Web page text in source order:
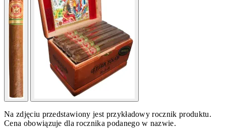
Na zdjęciu przedstawiony jest przykładowy rocznik produktu.
Cena obowiązuje dla rocznika podanego w nazwie.